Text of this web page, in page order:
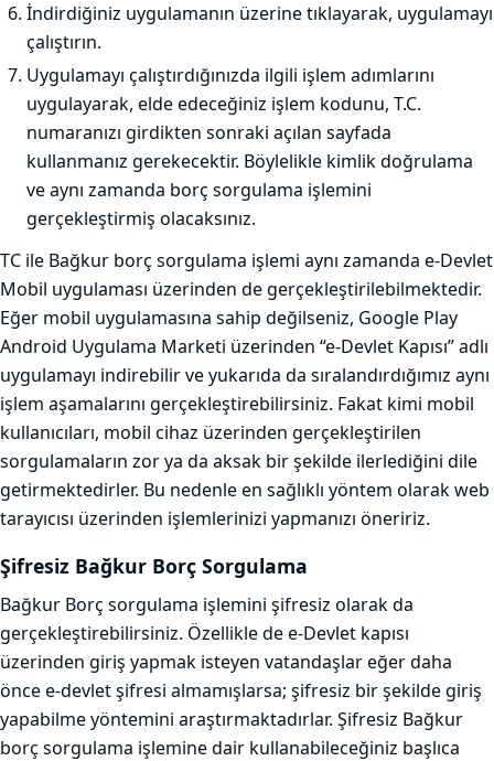
İndirdiğiniz uygulamanın üzerine tıklayarak, uygulamayı
çalıştırın.
Uygulamayı çalıştırdığınızda ilgili işlem adımlarını
uygulayarak, elde edeceğiniz işlem kodunu, T.C.
numaranızı girdikten sonraki açılan sayfada
kullanmanız gerekecektir. Böylelikle kimlik doğrulama
ve aynı zamanda borç sorgulama işlemini
gerçekleştirmiş olacaksınız.
TC ile Bağkur borç sorgulama işlemi aynı zamanda e-Devlet
Mobil uygulaması üzerinden de gerçekleştirilebilmektedir.
Eğer mobil uygulamasına sahip değilseniz, Google Play
Android Uygulama Marketi üzerinden “e-Devlet Kapısı” adlı
uygulamayı indirebilir ve yukarıda da sıralandırdığımız aynı
işlem aşamalarını gerçekleştirebilirsiniz. Fakat kimi mobil
kullanıcıları, mobil cihaz üzerinden gerçekleştirilen
sorgulamaların zor ya da aksak bir şekilde ilerlediğini dile
getirmektedirler. Bu nedenle en sağlıklı yöntem olarak web
tarayıcısı üzerinden işlemlerinizi yapmanızı öneririz.
Şifresiz Bağkur Borç Sorgulama
Bağkur Borç sorgulama işlemini şifresiz olarak da
gerçekleştirebilirsiniz. Özellikle de e-Devlet kapısı
üzerinden giriş yapmak isteyen vatandaşlar eğer daha
önce e-devlet şifresi almamışlarsa; şifresiz bir şekilde giriş
yapabilme yöntemini araştırmaktadırlar. Şifresiz Bağkur
borç sorgulama işlemine dair kullanabileceğiniz başlıca